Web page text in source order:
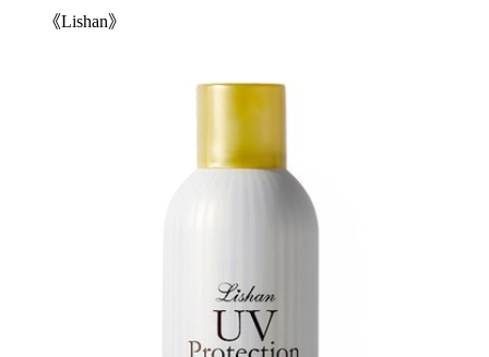
《Lishan》